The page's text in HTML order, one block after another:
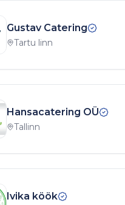
Gustav Catering
Tartu linn
Hansacatering OÜ
Tallinn
Ivika köök